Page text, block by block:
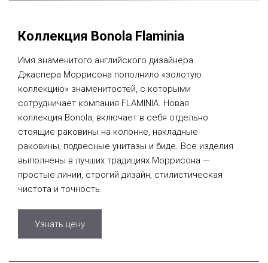
Коллекция Bonola Flaminia
Имя знаменитого английского дизайнера
Джаспера Моррисона пополнило «золотую
коллекцию» знаменитостей, с которыми
сотрудничает компания FLAMINIA. Новая
коллекция Bonola, включает в себя отдельно
стоящие раковины на колонне, накладные
раковины, подвесные унитазы и биде. Все изделия
выполнены в лучших традициях Моррисона —
простые линии, строгий дизайн, стилистическая
чистота и точность.
Узнать цену